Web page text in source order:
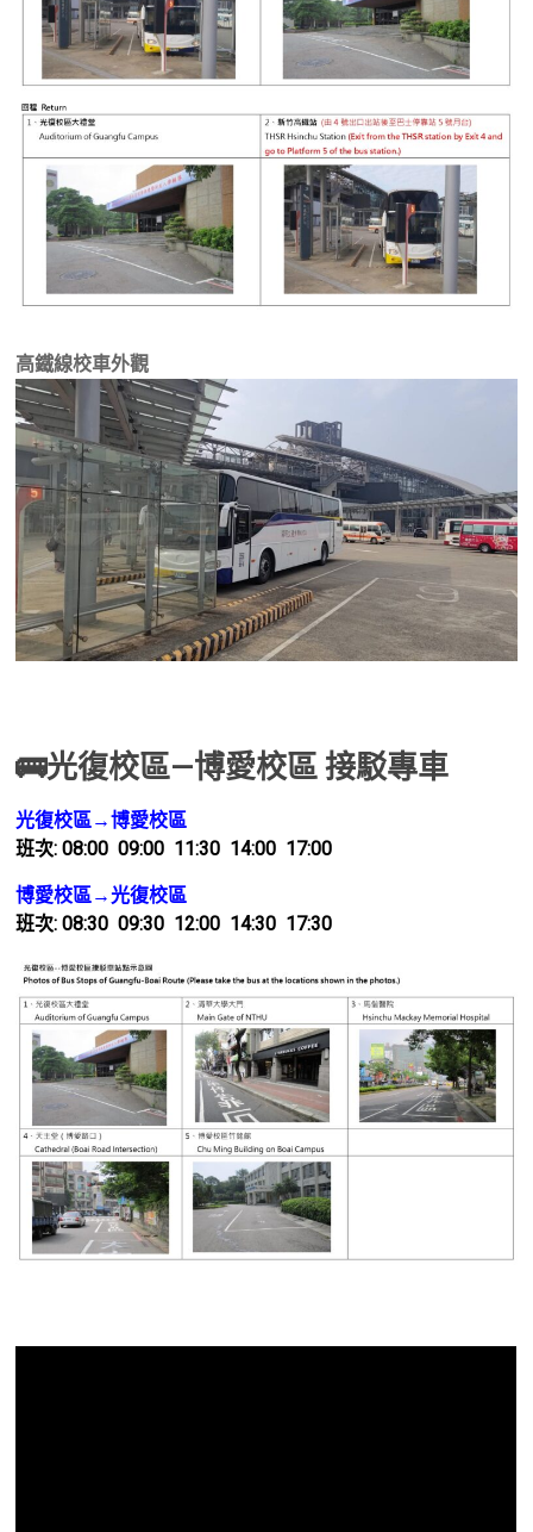
高鐵線校車外觀
🚌光復校區—博愛校區 接駁專車
光復校區→博愛校區
班次: 08:00 09:00 11:30 14:00 17:00
博愛校區→光復校區
班次: 08:30 09:30 12:00 14:30 17:30